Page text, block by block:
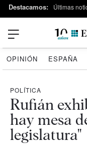
Destacamos: Últimas
OPINIÓN ESPAÑA
POLÍTICA
Rufián
hay mesa
legislatura"